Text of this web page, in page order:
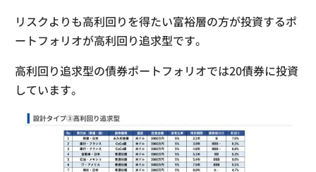
リスクよりも高利回りを得たい富裕層の方が投資するポ
ートフォリオが高利回り追求型です。
高利回り追求型の債券ポートフォリオでは20債券に投資
しています。